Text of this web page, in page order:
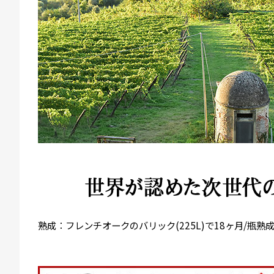
熟成：フレンチオークのバリック(225L)で18ヶ月/瓶熟